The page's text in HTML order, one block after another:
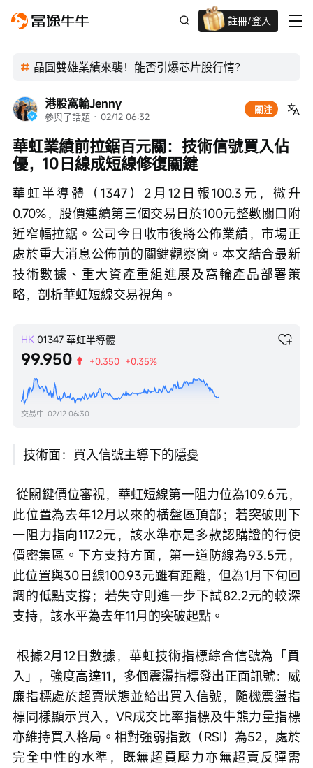
註冊/登入
迎新驚喜賞 股票/BTC等任你揀!
晶圓雙雄業績來襲！能否引爆芯片股行情？
港股窩輪Jenny
參與了話題 · 02/12 06:32
關注
華虹業績前拉鋸百元關：技術信號買入佔
優，10日線成短線修復關鍵
華虹半導體（1347）2月12日報100.3元，微升
0.70%，股價連續第三個交易日於100元整數關口附
近窄幅拉鋸。公司今日收市後將公佈業績，市場正
處於重大消息公佈前的關鍵觀察窗。本文結合最新
技術數據、重大資產重組進展及窩輪產品部署策
略，剖析華虹短線交易視角。
HK 01347 華虹半導體
99.950 +0.350 +0.35%
交易中 02/12 06:30
技術面：買入信號主導下的隱憂
從關鍵價位審視，華虹短線第一阻力位為109.6元，
此位置為去年12月以來的橫盤區頂部；若突破則下
一阻力指向117.2元，該水準亦是多款認購證的行使
價密集區。下方支持方面，第一道防線為93.5元，
此位置與30日線100.93元雖有距離，但為1月下旬回
調的低點支撐；若失守則進一步下試82.2元的較深
支持，該水平為去年11月的突破起點。
入」，強度高達11，多個震盪指標發出正面訊號：威
廉指標處於超賣狀態並給出買入信號，隨機震盪指
標同樣顯示買入，VR成交比率指標及牛熊力量指標
亦維持買入格局。相對強弱指數（RSI）為52，處於
完全中性的水準，既無超買壓力亦無超賣反彈需